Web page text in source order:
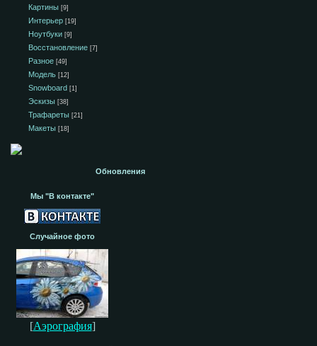
Картины [9]
Интерьер [19]
Ноутбуки [9]
Восстановление [7]
Разное [49]
Модель [12]
Snowboard [1]
Эскизы [38]
Трафареты [21]
Макеты [18]
Обновления
Мы "В контакте"
Случайное фото
[Аэрография]